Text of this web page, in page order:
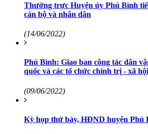
Thường trực Huyện ủy Phú Bình
cán bộ và nhân dân
(14/06/2022)
Phú Bình: Giao ban công tác dân
quốc và các tổ chức chính trị - xã hội
(09/06/2022)
Kỳ họp thứ bảy, HĐND huyện Phú